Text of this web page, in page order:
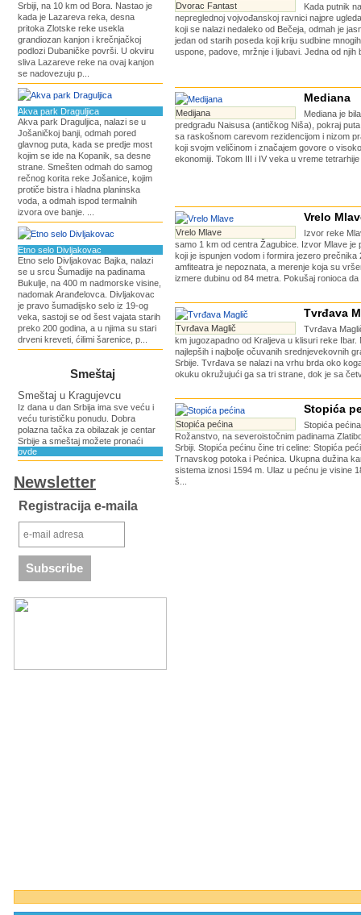
Srbiji, na 10 km od Bora. Nastao je
kada je Lazareva reka, desna
pritoka Zlotske reke usekla
grandiozan kanjon i krečnjačkoj
podlozi Dubaničke površi. U okviru
sliva Lazareve reke na ovaj kanjon
se nadovezuju p...
Akva park Draguljica
Akva park Draguljica, nalazi se u
Jošaničkoj banji, odmah pored
glavnog puta, kada se predje most
kojim se ide na Kopanik, sa desne
strane. Smešten odmah do samog
rečnog korita reke Jošanice, kojim
protiče bistra i hladna planinska
voda, a odmah ispod termalnih
izvora ove banje. ...
Etno selo Divljakovac
Etno selo Divljakovac Bajka, nalazi
se u srcu Šumadije na padinama
Bukulje, na 400 m nadmorske visine,
nadomak Aranđelovca. Divljakovac
je pravo šumadijsko selo iz 19-og
veka, sastoji se od šest vajata starih
preko 200 godina, a u njima su stari
drveni kreveti, ćilimi šarenice, p...
Smeštaj
Smeštaj u Kragujevcu
Iz dana u dan Srbija ima sve veću i
veću turističku ponudu. Dobra
polazna tačka za obilazak je centar
Srbije a smeštaj možete pronaći
ovde
Newsletter
Registracija e-maila
Dvorac Fantast
Kada putnik
nepreglednoj vojvođanskoj ravnici najpre
koji se nalazi nedaleko od Bečeja, odmah je
jedan od starih poseda koji kriju sudbine
uspone, padove, mržnje i ljubavi. Jedna od njih
Medijana
Mediana
Mediana je
predgrađu Naisusa (antičkog Niša), pokraj
sa raskošnom carevom rezidencijom i nizom
koji svojm veličinom i značajem govore o
ekonomiji. Tokom III i IV veka u vreme
Vrelo Mlave
Vrelo
Izvor reke
samo 1 km od centra Žagubice. Izvor Mlave je
koji je ispunjen vodom i formira jezero prečnika
amfiteatra je nepoznata, a merenje koja su
izmere dubinu od 84 metra. Pokušaj ronioca da
Tvrđava Maglič
Tvrđava
Tvrđava
km jugozapadno od Kraljeva u klisuri reke Ibar.
najlepših i najbolje očuvanih srednjevekovnih
Srbije. Tvrđava se nalazi na vrhu brda oko
okuku okružujući ga sa tri strane, dok je sa
Stopića pećina
Stopića
Stopića
Rožanstvo, na severoistočnim padinama
Srbiji. Stopića pećinu čine tri celine: Stopića
Trnavskog potoka i Pećnica. Ukupna dužina
sistema iznosi 1594 m. Ulaz u pećnu je visine
š...